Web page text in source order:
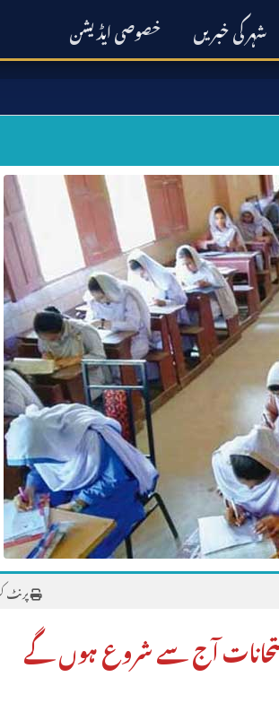
شہر کی خبریں خصوصی ایڈیشن
پرنٹ
آج سے شروع ہوں گے